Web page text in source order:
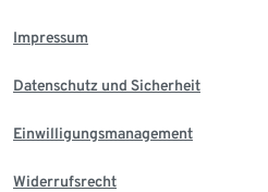
Impressum
Datenschutz und Sicherheit
Einwilligungsmanagement
Widerrufsrecht